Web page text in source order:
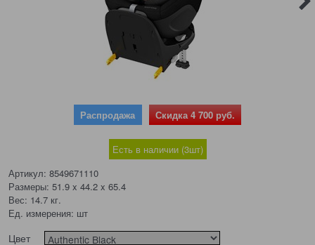
Распродажа Скидка 4 700 руб.
Есть в наличии (3шт)
Артикул: 8549671110
Размеры: 51.9 x 44.2 x 65.4
Вес: 14.7 кг.
Ед. измерения: шт
Цвет